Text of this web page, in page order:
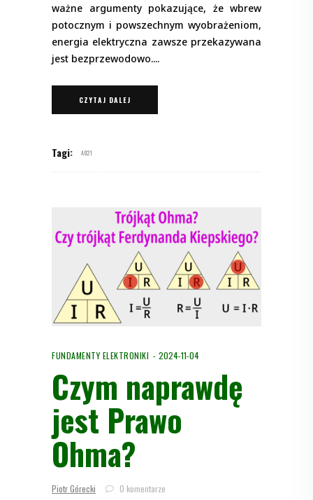
ważne argumenty pokazujące, że wbrew
potocznym i powszechnym wyobrażeniom,
energia elektryczna zawsze przekazywana
jest bezprzewodowo.
CZYTAJ DALEJ
Tagi: A021
FUNDAMENTY ELEKTRONIKI 2024-11-04
Czym naprawdę
jest Prawo
Ohma?
Piotr Górecki 0 komentarze